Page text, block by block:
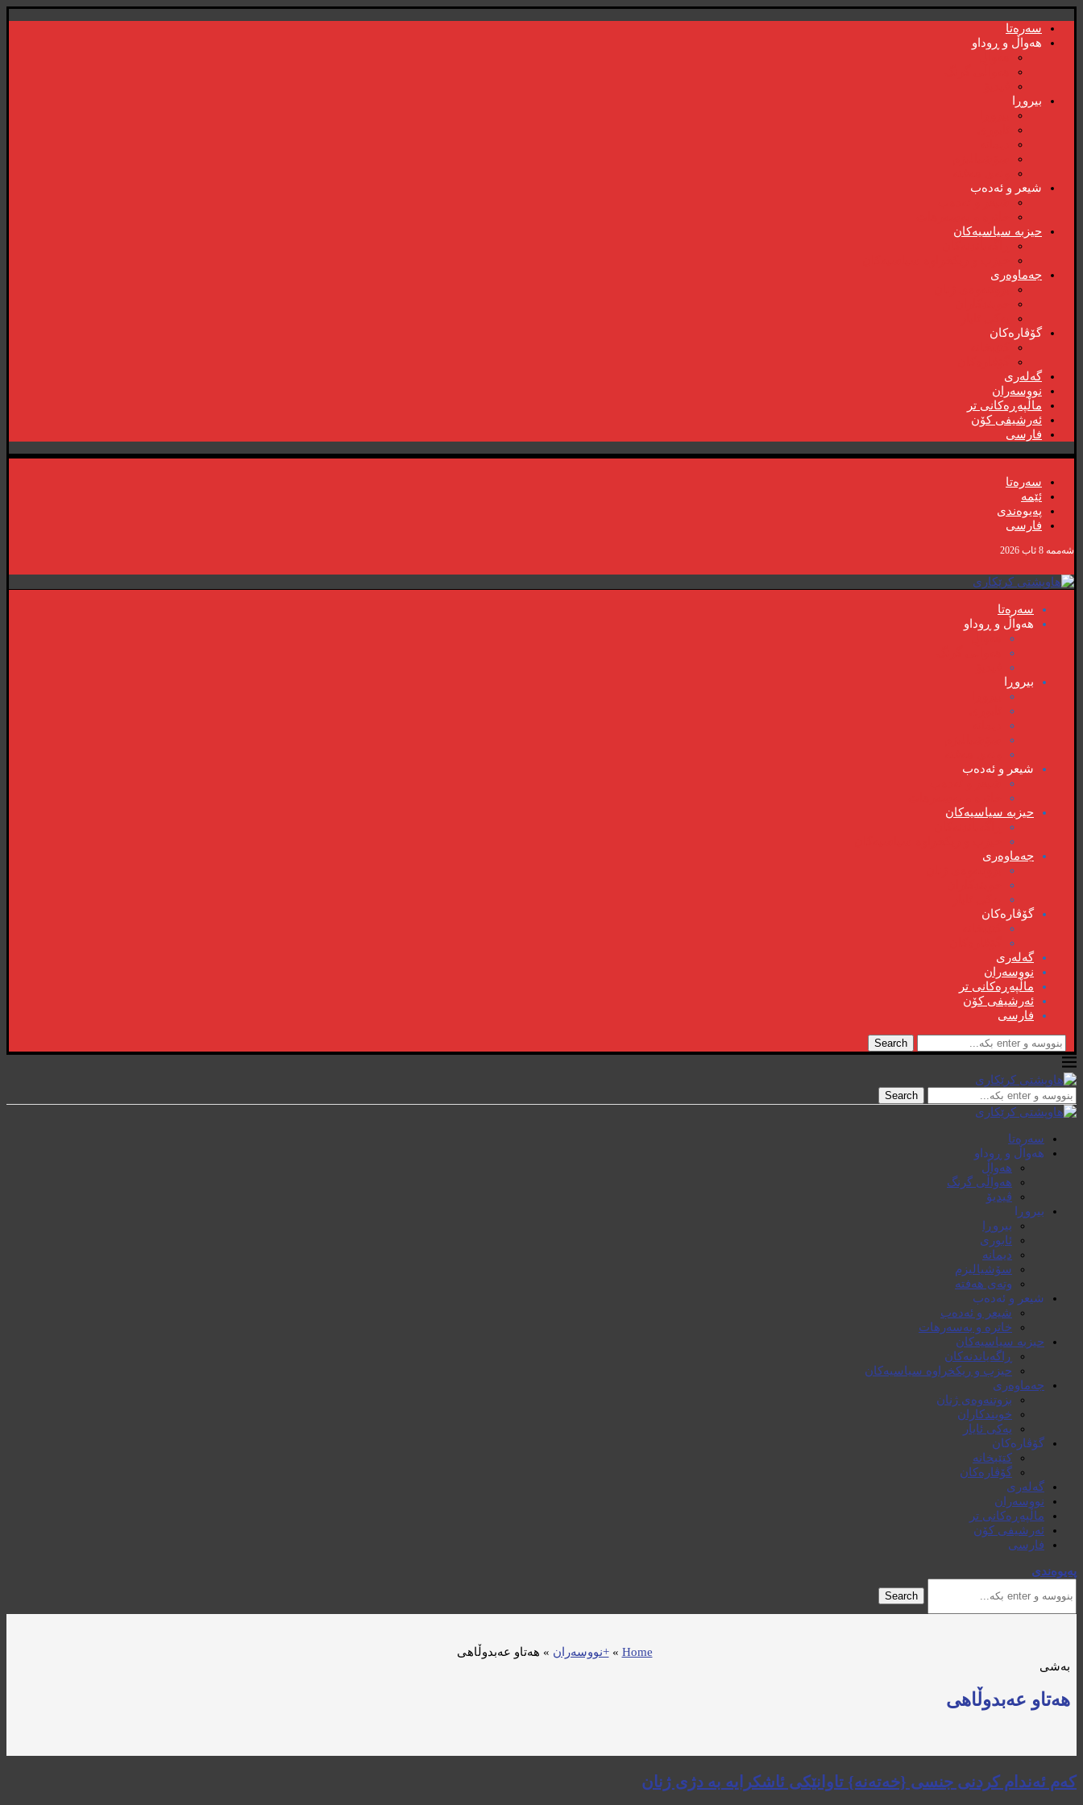
سەرەتا
هەواڵ و ڕوداو
بیروڕا
شیعر و ئەدەب
حیزبە سیاسیەکان
جەماوەری
گۆڤارەکان
گەلەری
نووسەران
ماڵپەڕەکانی تر
ئەرشیفی کۆن
فارسی
سەرەتا
ئێمە
پەیوەندی
فارسی
شەممە 8 ئاب 2026
سەرەتا
هەواڵ و ڕوداو
بیروڕا
شیعر و ئەدەب
حیزبە سیاسیەکان
جەماوەری
گۆڤارەکان
گەلەری
نووسەران
ماڵپەڕەکانی تر
ئەرشیفی کۆن
فارسی
Search
Search
سەرەتا
هەواڵ و ڕوداو
هەواڵ
هەواڵی گرنگ
ڤیدیۆ
بیروڕا
بیروڕا
ئابوری
دیمانە
سۆشیالیزم
وتەی هەفتە
شیعر و ئەدەب
شیعر و ئەدەب
خاترە و بەسەرهات
حیزبە سیاسیەکان
ڕاگەیاندنەکان
حیزب و ریکخراوە سیاسیەکان
جەماوەری
بزوتنەوەی ژنان
خویند‌کاران
یەکی ئایار
گۆڤارەکان
کتێبخانە
گۆڤارەکان
گەلەری
نووسەران
ماڵپەڕەکانی تر
ئەرشیفی کۆن
فارسی
پەیوەندی
Search
Home
»+نووسەران » هەتاو عەبدوڵاهی
بەشی
هەتاو عەبدوڵاهی
کەم ئەندام کردنی جنسی {خەتەنە} تاوانێکی ئاشکرایە بە دژی ژنان